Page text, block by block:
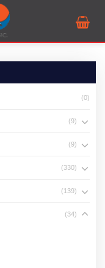
(0)
(9)
(9)
(330)
(139)
(34)